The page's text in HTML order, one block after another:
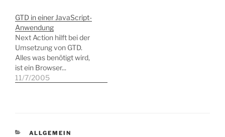
einem
"Spezial":http://www.spie
gel.de/kultur/zwiebelfisc
h/0,1518,347867,00.ht
ml widmet er sich dem
korrekten Umgang mit E-
Mails. In gewohnt
"AW: Re: Re:" ein Betreff
GTD in einer JavaScript-
Anwendung
Next Action hilft bei der
Umsetzung von GTD.
Alles was benötigt wird,
ist ein Browser...
11/7/2005
KATEGORIEN
ALLGEMEIN